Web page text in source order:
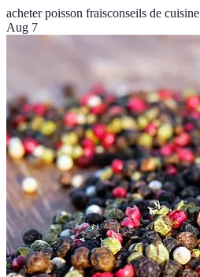
acheter poisson fraisconseils de cuisine
Aug 7